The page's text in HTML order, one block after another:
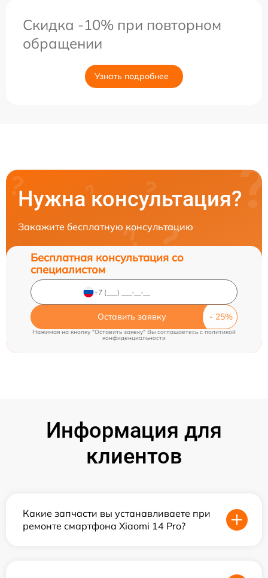
Скидка -10% при повторном
обращении
Узнать подробнее
Нужна консультация?
Закажите бесплатную консультацию
Бесплатная консультация со
специалистом
Оставить заявку
Нажимая на кнопку "Оставить заявку" Вы соглашаетесь cполитикой
конфиденциальности
Информация для
клиентов
Какие запчасти вы устанавливаете при
ремонте смартфона Xiaomi 14 Pro?